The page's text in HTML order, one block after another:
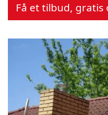
Få et tilbud,